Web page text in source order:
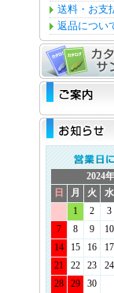
送料・お支
返品につい
2024
日
月 火 水
1
2 3
7
8 9 10
14
15 16 17
21
22 23 24
28
29
30